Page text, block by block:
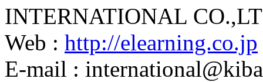
INTERNATIONAL
Web : http://elearning.co.jp
E-mail :